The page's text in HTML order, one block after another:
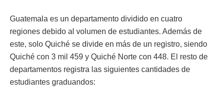
Guatemala es un departamento dividido en cuatro
regiones debido al volumen de estudiantes. Además de
este, solo Quiché se divide en más de un registro, siendo
Quiché con 3 mil 459 y Quiché Norte con 448. El resto de
departamentos registra las siguientes cantidades de
estudiantes graduandos: